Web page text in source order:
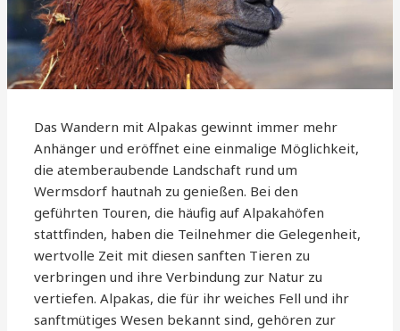
Das Wandern mit Alpakas gewinnt immer mehr
Anhänger und eröffnet eine einmalige Möglichkeit,
die atemberaubende Landschaft rund um
Wermsdorf hautnah zu genießen. Bei den
geführten Touren, die häufig auf Alpakahöfen
stattfinden, haben die Teilnehmer die Gelegenheit,
wertvolle Zeit mit diesen sanften Tieren zu
verbringen und ihre Verbindung zur Natur zu
vertiefen. Alpakas, die für ihr weiches Fell und ihr
sanftmütiges Wesen bekannt sind, gehören zur